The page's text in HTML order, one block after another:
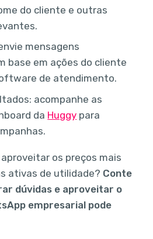
do cliente e outras
mensagens
base em ações do cliente
de atendimento.
acompanhe as
da Huggy para
os preços mais
ativas de utilidade? Conte
dúvidas e aproveitar o
empresarial pode